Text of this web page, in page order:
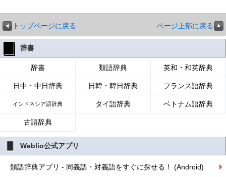
トップページに戻る ページ上部に戻る
辞書
辞書 類語辞典 英和・和英辞典
日中・中日辞典 日韓・韓日辞典 フランス語辞典
インドネシア語辞典 タイ語辞典 ベトナム語辞典
古語辞典
Weblio公式アプリ
類語辞典アプリ - 同義語・対義語をすぐに探せる！ (Android)